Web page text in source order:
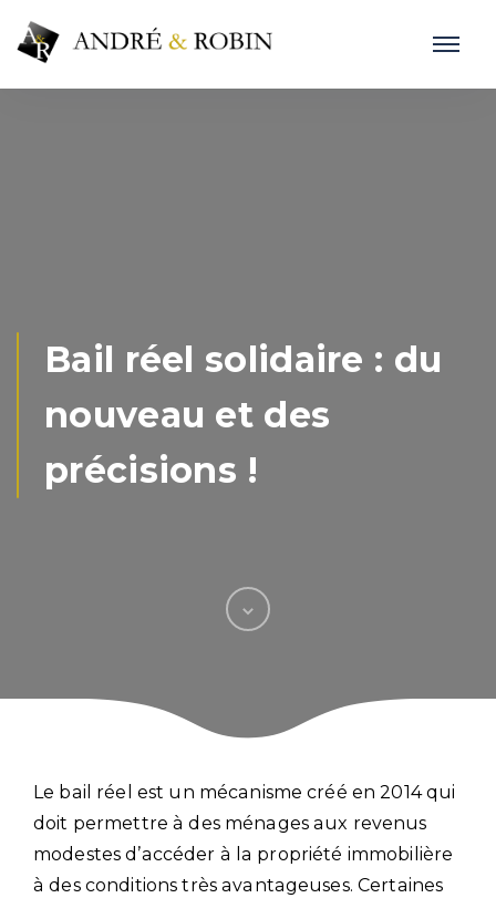
Bail réel solidaire : du
nouveau et des
précisions !
Le bail réel est un mécanisme créé en 2014 qui
doit permettre à des ménages aux revenus
modestes d’accéder à la propriété immobilière
à des conditions très avantageuses. Certaines